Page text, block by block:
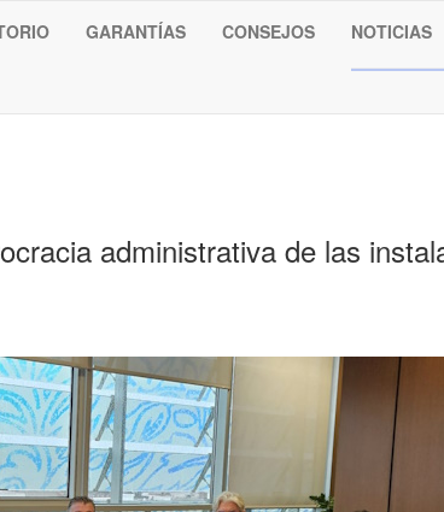
GARANTÍAS CONSEJOS NOTICIAS
administrativa de las